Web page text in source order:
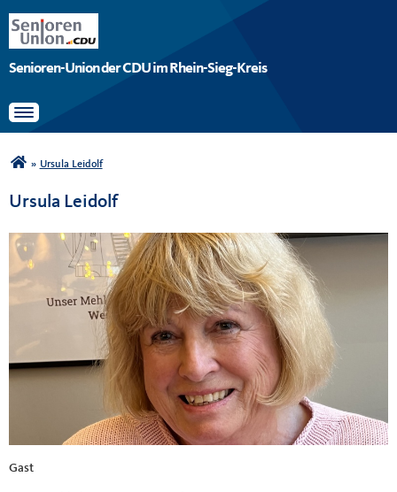
Senioren-Union der CDU im Rhein-Sieg-Kreis
Toggle navigation
Sie sind hier
» Ursula Leidolf
Ursula Leidolf
Gast